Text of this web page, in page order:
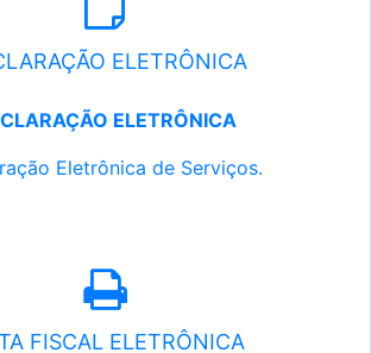
ELETRÔNICA
ELETRÔNICA
Eletrônica de Serviços.
FISCAL ELETRÔNICA